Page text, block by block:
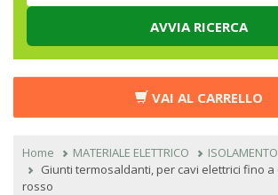
AVVIA RICERCA
VAI AL CARRELLO
Home MATERIALE ELETTRICO
Giunti termosaldanti, per cavi elettrici fino a
rosso